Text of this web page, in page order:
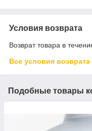
Условия возврата
Возврат товара в
Все условия возврата
Подобные товары